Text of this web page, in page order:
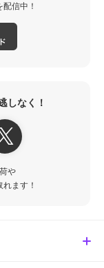
信中！
しなく！
や
ます！